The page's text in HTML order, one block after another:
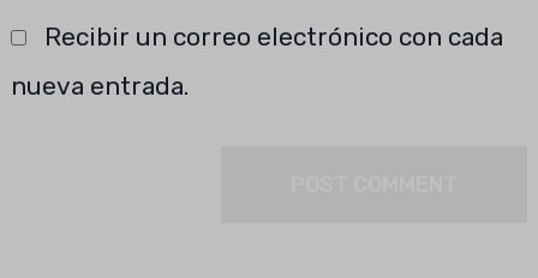
Recibir un correo electrónico con cada
nueva entrada.